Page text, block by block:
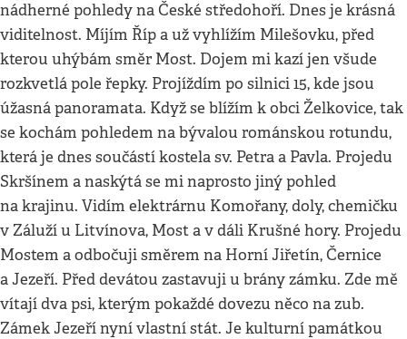
nádherné pohledy na České středohoří. Dnes je krásná
viditelnost. Míjím Říp a už vyhlížím Milešovku, před
kterou uhýbám směr Most. Dojem mi kazí jen všude
rozkvetlá pole řepky. Projíždím po silnici 15, kde jsou
úžasná panoramata. Když se blížím k obci Želkovice, tak
se kochám pohledem na bývalou románskou rotundu,
která je dnes součástí kostela sv. Petra a Pavla. Projedu
Skršínem a naskýtá se mi naprosto jiný pohled
na krajinu. Vidím elektrárnu Komořany, doly, chemičku
v Záluží u Litvínova, Most a v dáli Krušné hory. Projedu
Mostem a odbočuji směrem na Horní Jiřetín, Černice
a Jezeří. Před devátou zastavuji u brány zámku. Zde mě
vítají dva psi, kterým pokaždé dovezu něco na zub.
Zámek Jezeří nyní vlastní stát. Je kulturní památkou